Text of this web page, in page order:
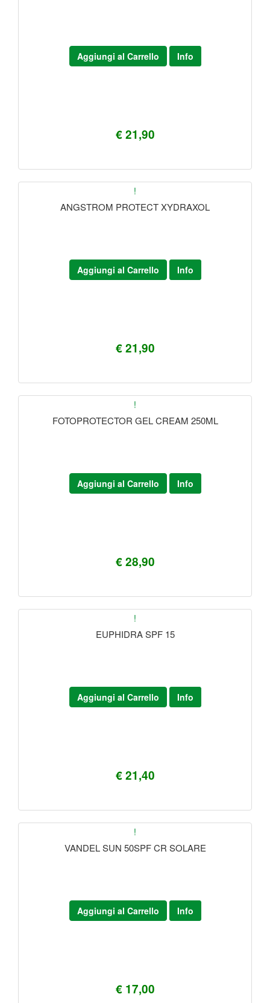
€ 21,90
Aggiungi al Carrello Info
!
ANGSTROM PROTECT XYDRAXOL
€ 21,90
Aggiungi al Carrello Info
!
FOTOPROTECTOR GEL CREAM 250ML
€ 28,90
Aggiungi al Carrello Info
!
EUPHIDRA SPF 15
€ 21,40
Aggiungi al Carrello Info
!
VANDEL SUN 50SPF CR SOLARE
€ 17,00
Aggiungi al Carrello Info